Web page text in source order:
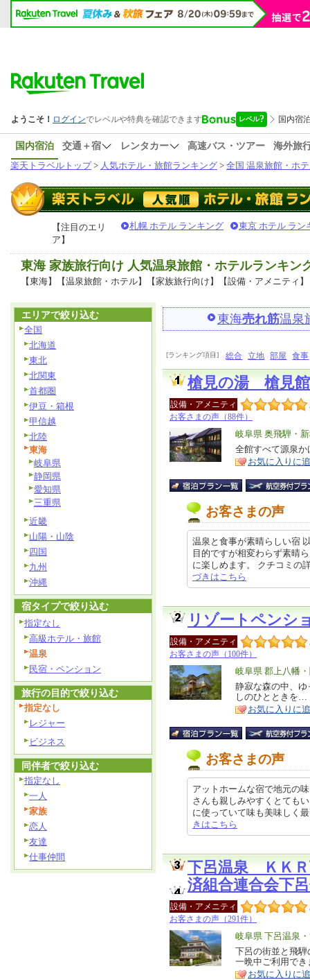
国内宿泊 交通＋宿 レンタカー 高速バス・ツアー
海外旅
楽天トラベルトップ> 人気ホテル・旅館ランキング > 全国 温泉旅館・ホ
【注目のエリ
ア】
札幌 ホテル ランキング 東京 ホテル ラン
東海 家族旅行向け 人気温泉旅館・ホテルランキン
【東海】【温泉旅館・ホテル】【家族旅行向け】【設備・アメニティ】
東海売れ筋温泉
[ランキング項目] 総合 立地 部屋 食事
槍見の湯 槍見館
設備・アメニティ
お客さまの声（88件）
エ
リ
ア
岐阜県 奥飛騨・
特
徴
全館すべて源泉か
お気に入りに
お客さまの声
温泉と食事が素晴らしい宿
目的ですが相変わらず素晴
に楽しめます。 クチコミ
づきはこちら
リゾートペンシ
設備・アメニティ
お客さまの声（100件）
エ
リ
ア
岐阜県 郡上八幡
特
徴
静寂な森の中、
しのひとときを…
お気に入りに
お客さまの声
アットホームな宿で地元の
さんも親しみやすくとても
に使っていて味も美味しく
きはこちら
下呂温泉 ＫＫ
済組合連合会下
設備・アメニティ
お客さまの声（291件）
エ
リ
ア
岐阜県 下呂温泉
特
徴
下呂の街並と飛
一晩中ご利用でき
お気に入りに
エリアで絞り込む
全国
北海道
東北
北関東
首都圏
伊豆・箱根
甲信越
北陸
東海
岐阜県
静岡県
愛知県
三重県
近畿
山陽・山陰
四国
九州
沖縄
宿タイプで絞り込む
指定なし
高級ホテル・旅館
温泉
民宿・ペンション
旅行の目的で絞り込む
指定なし
レジャー
ビジネス
同伴者で絞り込む
指定なし
一人
家族
恋人
友達
仕事仲間